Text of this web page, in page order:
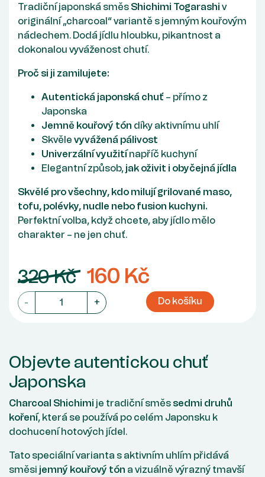
Tradiční japonská směs Shichimi Togarashi v
originální „charcoal“ variantě s jemným kouřovým
nádechem. Dodá jídlu hloubku, pikantnost a
dokonalou vyváženost chutí.
Proč si ji zamilujete:
Autentická japonská chuť – přímo z
Japonska
Jemně kouřový tón díky aktivnímu uhlí
Skvěle vyvážená pálivost
Univerzální využitínapříč kuchyní
Elegantní způsob, jak oživit i obyčejná jídla
Skvělé pro všechny, kdo milujígrilované maso,
tofu, polévky, nudle nebo fusion kuchyni.
Perfektní volba, když chcete, aby jídlo mělo
charakter – ne jen chuť.
320 Kč 160 Kč
- + Do košíku
Objevte autentickou chuť
Japonska
Charcoal Shichimi je tradiční směs sedmi druhů
koření, která se používá po celém Japonsku k
dochucení hotových jídel.
Tato speciální varianta s aktivním uhlím přidává
směsi jemný kouřový tón a vizuálně výrazný tmavší